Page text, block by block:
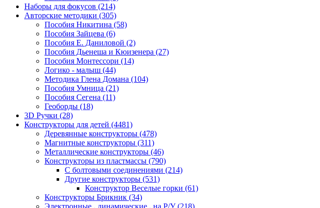
Наборы для фокусов (214)
Авторские методики (305)
Пособия Никитина (58)
Пособия Зайцева (6)
Пособия Е. Даниловой (2)
Пособия Дьенеша и Кюизенера (27)
Пособия Монтессори (14)
Логико - малыш (44)
Методика Глена Домана (104)
Пособия Умница (21)
Пособия Сегена (11)
Геоборды (18)
3D Ручки (28)
Конструкторы для детей (4481)
Деревянные конструкторы (478)
Магнитные конструкторы (311)
Металлические конструкторы (46)
Конструкторы из пластмассы (790)
С болтовыми соединениями (214)
Другие конструкторы (531)
Конструктор Веселые горки (61)
Конструкторы Брикник (34)